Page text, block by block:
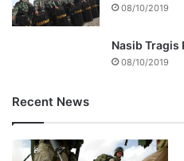
08/10/2019
Nasib Tragis
08/10/2019
Recent News